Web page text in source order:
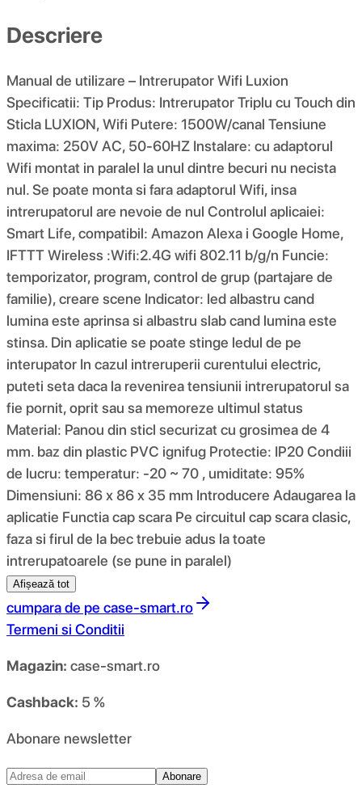
Descriere
Manual de utilizare – Intrerupator Wifi Luxion
Specificatii: Tip Produs: Intrerupator Triplu cu Touch din
Sticla LUXION, Wifi Putere: 1500W/canal Tensiune
maxima: 250V AC, 50-60HZ Instalare: cu adaptorul
Wifi montat in paralel la unul dintre becuri nu necista
nul. Se poate monta si fara adaptorul Wifi, insa
intrerupatorul are nevoie de nul Controlul aplicaiei:
Smart Life, compatibil: Amazon Alexa i Google Home,
IFTTT Wireless :Wifi:2.4G wifi 802.11 b/g/n Funcie:
temporizator, program, control de grup (partajare de
familie), creare scene Indicator: led albastru cand
lumina este aprinsa si albastru slab cand lumina este
stinsa. Din aplicatie se poate stinge ledul de pe
interupator In cazul intreruperii curentului electric,
puteti seta daca la revenirea tensiunii intrerupatorul sa
fie pornit, oprit sau sa memoreze ultimul status
Material: Panou din sticl securizat cu grosimea de 4
mm. baz din plastic PVC ignifug Protectie: IP20 Condiii
de lucru: temperatur: -20 ~ 70 , umiditate: 95%
Dimensiuni: 86 x 86 x 35 mm Introducere Adaugarea la
aplicatie Functia cap scara Pe circuitul cap scara clasic,
faza si firul de la bec trebuie adus la toate
intrerupatoarele (se pune in paralel)
Afișează tot
cumpara de pe case-smart.ro
Termeni si Conditii
Magazin: case-smart.ro
Cashback: 5 %
Abonare newsletter
Abonare